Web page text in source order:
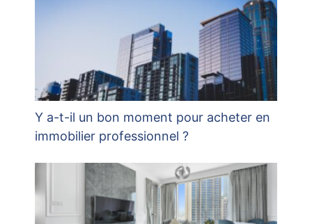
Y a-t-il un bon moment pour acheter en
immobilier professionnel ?